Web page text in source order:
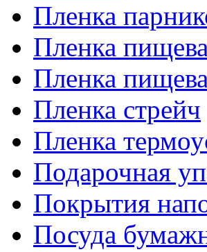
Пленка
Пленка
Пленка
Пленка стрейч
Пленка
Подарочная
Покрытия
Посуда